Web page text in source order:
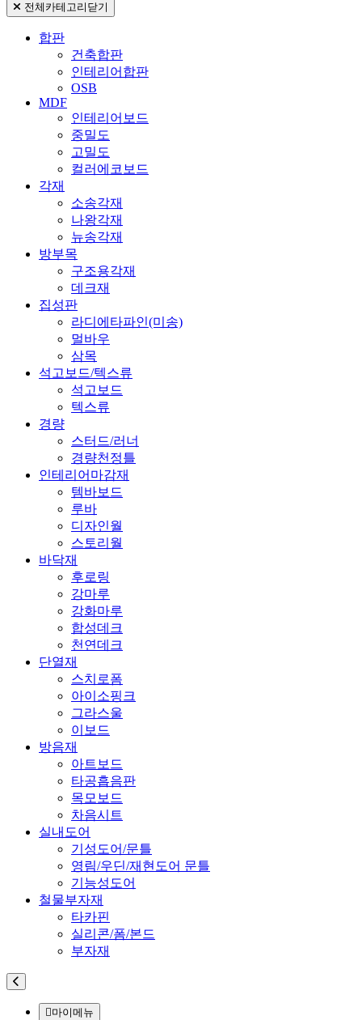
전체카테고리 닫기
합판
건축합판
인테리어합판
OSB
MDF
인테리어보드
중밀도
고밀도
컬러에코보드
각재
소송각재
나왕각재
뉴송각재
방부목
구조용각재
데크재
집성판
라디에타파인(미송)
멀바우
삼목
석고보드/텍스류
석고보드
텍스류
경량
스터드/러너
경량천정틀
인테리어마감재
템바보드
루바
디자인월
스토리월
바닥재
후로링
강마루
강화마루
합성데크
천연데크
단열재
스치로폼
아이소핑크
그라스울
이보드
방음재
아트보드
타공흡음판
목모보드
차음시트
실내도어
기성도어/문틀
영림/우딘/재현도어 문틀
기능성도어
철물부자재
타카핀
실리콘/폼/본드
부자재
마이메뉴